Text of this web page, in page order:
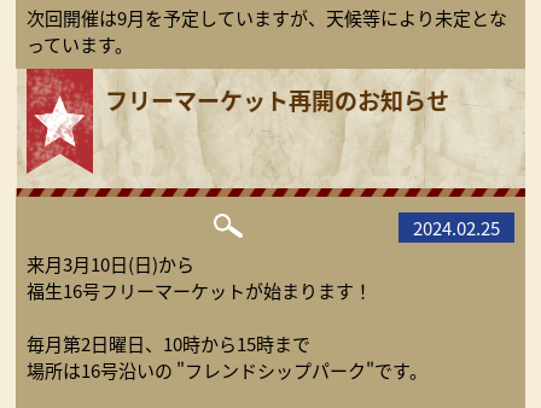
次回開催は9月を予定していますが、天候等により未定とな
っています。
フリーマーケット再開のお知らせ
2024.02.25
来月3月10日(日)から
福生16号フリーマーケットが始まります！
毎月第2日曜日、10時から15時まで
場所は16号沿いの "フレンドシップパーク"です。